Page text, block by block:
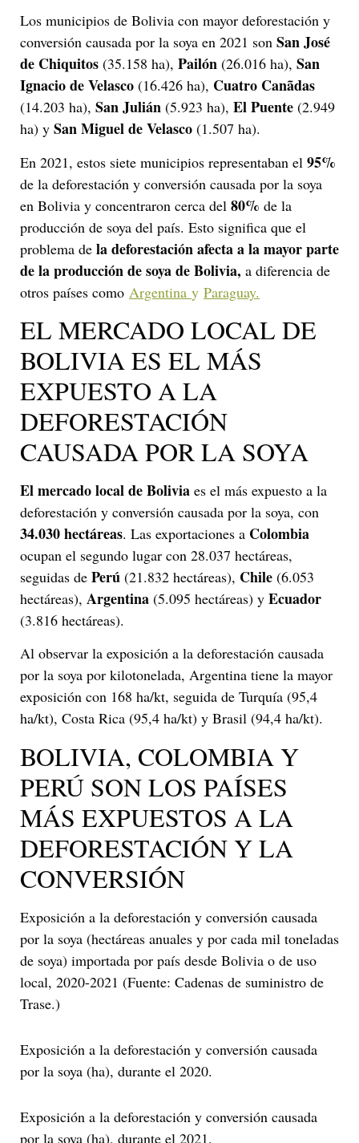
Los municipios de Bolivia con mayor deforestación y
conversión causada por la soya en 2021 son San José
de Chiquitos (35.158 ha), Pailón (26.016 ha), San
Ignacio de Velasco (16.426 ha), Cuatro Canãdas
(14.203 ha), San Julián (5.923 ha), El Puente (2.949
ha) y San Miguel de Velasco (1.507 ha).
En 2021, estos siete municipios representaban el 95%
de la deforestación y conversión causada por la soya
en Bolivia y concentraron cerca del 80% de la
producción de soya del país. Esto significa que el
problema de la deforestación afecta a la mayor parte
de la producción de soya de Bolivia, a diferencia de
otros países como Argentina y Paraguay.
EL MERCADO LOCAL DE
BOLIVIA ES EL MÁS
EXPUESTO A LA
DEFORESTACIÓN
CAUSADA POR LA SOYA
El mercado local de Bolivia es el más expuesto a la
deforestación y conversión causada por la soya, con
34.030 hectáreas. Las exportaciones a Colombia
ocupan el segundo lugar con 28.037 hectáreas,
seguidas de Perú (21.832 hectáreas), Chile (6.053
hectáreas), Argentina (5.095 hectáreas) y Ecuador
(3.816 hectáreas).
Al observar la exposición a la deforestación causada
por la soya por kilotonelada, Argentina tiene la mayor
exposición con 168 ha/kt, seguida de Turquía (95,4
ha/kt), Costa Rica (95,4 ha/kt) y Brasil (94,4 ha/kt).
BOLIVIA, COLOMBIA Y
PERÚ SON LOS PAÍSES
MÁS EXPUESTOS A LA
DEFORESTACIÓN Y LA
CONVERSIÓN
Exposición a la deforestación y conversión causada
por la soya (hectáreas anuales y por cada mil toneladas
de soya) importada por país desde Bolivia o de uso
local, 2020-2021 (Fuente: Cadenas de suministro de
Trase.)
Exposición a la deforestación y conversión causada
por la soya (ha), durante el 2020.
Exposición a la deforestación y conversión causada
por la soya (ha), durante el 2021.